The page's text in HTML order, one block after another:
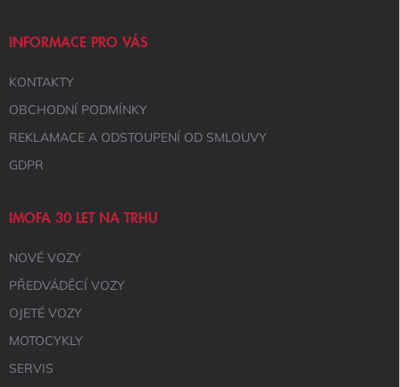
INFORMACE PRO VÁS
KONTAKTY
OBCHODNÍ PODMÍNKY
REKLAMACE A ODSTOUPENÍ OD SMLOUVY
GDPR
IMOFA 30 LET NA TRHU
NOVÉ VOZY
PŘEDVÁDĚCÍ VOZY
OJETÉ VOZY
MOTOCYKLY
SERVIS